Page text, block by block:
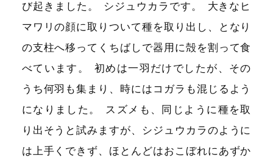
び起きました 。 シジュウカラです。
大きなヒ
マワリの顔に取りついて種を取り出し、となり
の支柱へ移ってくちばしで器用に殻を割って食
べています 。
初めは一羽だけでしたが、その
うち何羽も集まり、時にはコガラも混じるよう
になりました 。
スズメも、同じように種を取
り出そうと試みますが、シジュウカラのように
は上手くできず、ほとんどはおこぼれにあずか